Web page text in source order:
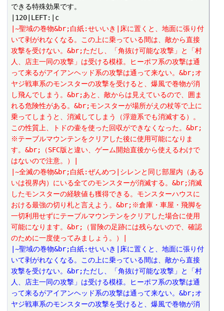
できる特殊効果です。
|~聖域の巻物&br;白紙:せいいき|床に置くと、地面に張り付
いて剥がれなくなる。この上に乗っている間は、敵から直接
攻撃を受けない。&br;ただし、「角抜け可能な攻撃」と「村
人、店主一同の攻撃」は受ける模様。ヒーポフ系の攻撃は通
って来るがアイアンヘッド系の攻撃は通って来ない。&br;オ
ヤジ戦車系のモンスターの攻撃を受けると、爆風で巻物が消
し飛んでしまう。&br;あと、敵からは見えているので、囲ま
れる危険性がある。&br;モンスターが場所がえの杖等で上に
乗ってしまうと、消滅してしまう（浮遊系でも消滅する）。
この性質上、トドの壷を使った回収ができなくなった。&br;
※テーブルマウンテンをクリアした後に使用可能になりま
す。&br;（SFC版と違い、ゲーム開始直後から使えるわけで
はないので注意。）|
|~全滅の巻物&br;白紙:ぜんめつ|シレンと同じ部屋内（ある
いは視界内）にいる全てのモンスターが消滅する。&br;消滅
したモンスターの経験値も獲得できる。モンスターハウスに
おける最強の切り札と言えよう。&br;※倉庫・車屋・飛脚を
一切利用せずにテーブルマウンテンをクリアした場合に使用
可能になります。&br;（冒険の足跡には残らないので、確認
のために一度使ってみましょう。）|
|~聖域の巻物&br;白紙:せいいき|床に置くと、地面に張り付
いて剥がれなくなる。この上に乗っている間は、敵から直接
攻撃を受けない。&br;ただし、「角抜け可能な攻撃」と「村
人、店主一同の攻撃」は受ける模様。ヒーポフ系の攻撃は通
って来るがアイアンヘッド系の攻撃は通って来ない。&br;オ
ヤジ戦車系のモンスターの攻撃を受けると、爆風で巻物が消